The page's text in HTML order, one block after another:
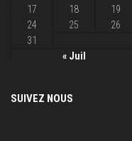
« Juil
17
18 19
24
25 26
31
SUIVEZ NOUS